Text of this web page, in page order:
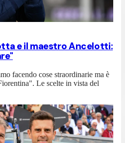
e il maestro Ancelotti:
facendo cose straordinarie ma è
Le scelte in vista del